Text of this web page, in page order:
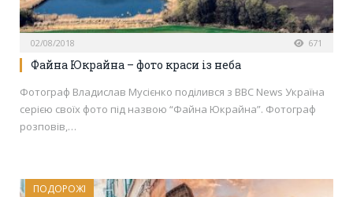
02/08/2018 671
Файна Юкрайна – фото краси із неба
Фотограф Владислав Мусієнко поділився з BBC News Україна
серією своїх фото під назвою “Файна Юкрайна”. Фотограф
розповів,…
ПОДОРОЖІ